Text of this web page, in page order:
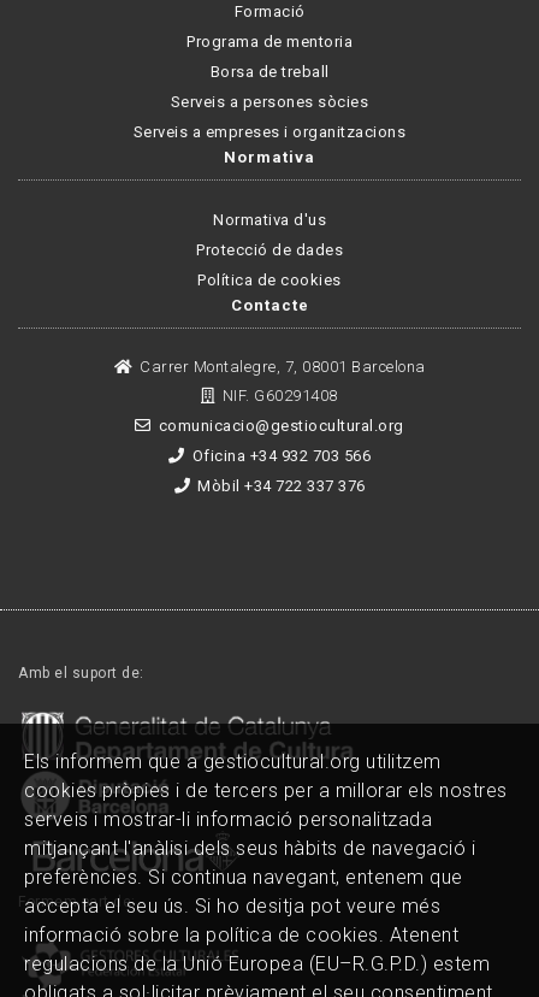
Formació
Programa de mentoria
Borsa de treball
Serveis a persones sòcies
Serveis a empreses i organitzacions
Normativa
Normativa d'us
Protecció de dades
Política de cookies
Contacte
Carrer Montalegre, 7, 08001 Barcelona
NIF. G60291408
comunicacio@gestiocultural.org
Oficina +34 932 703 566
Mòbil +34 722 337 376
Amb el suport de:
Formem part de:
Els informem que a gestiocultural.org utilitzem
cookies pròpies i de tercers per a millorar els nostres
serveis i mostrar-li informació personalitzada
mitjançant l'anàlisi dels seus hàbits de navegació i
preferències. Si continua navegant, entenem que
accepta el seu ús. Si ho desitja pot veure més
informació sobre la política de cookies. Atenent
regulacions de la Unió Europea (EU–R.G.P.D.) estem